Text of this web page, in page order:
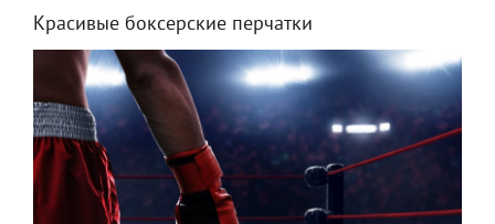
Красивые боксерские перчатки